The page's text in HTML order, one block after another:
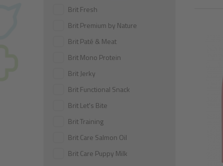
Brit Fresh
Brit Premium by Nature
Brit Paté & Meat
Brit Mono Protein
Brit Jerky
Brit Functional Snack
Brit Let's Bite
Brit Training
Brit Care Salmon Oil
Brit Care Puppy Milk